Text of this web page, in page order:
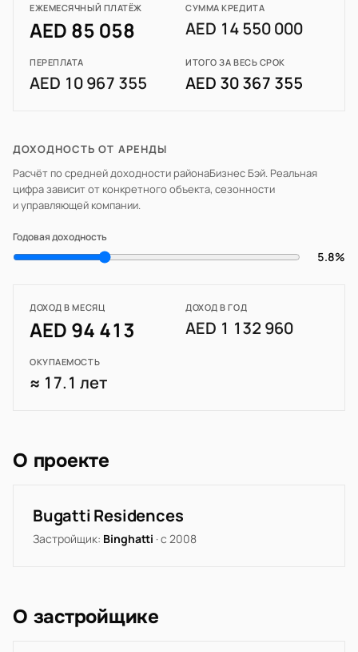
ЕЖЕМЕСЯЧНЫЙ ПЛАТЁЖ
AED 85 058
СУММА КРЕДИТА
AED 14 550 000
ПЕРЕПЛАТА
AED 10 967 355
ИТОГО ЗА ВЕСЬ СРОК
AED 30 367 355
ДОХОДНОСТЬ ОТ АРЕНДЫ
Расчёт по средней доходности районаБизнес Бэй. Реальная
цифра зависит от конкретного объекта, сезонности
и управляющей компании.
Годовая доходность
5.8%
ДОХОД В МЕСЯЦ
AED 94 413
ДОХОД В ГОД
AED 1 132 960
ОКУПАЕМОСТЬ
≈ 17.1 лет
О проекте
Bugatti Residences
Застройщик: Binghatti · с 2008
О застройщике